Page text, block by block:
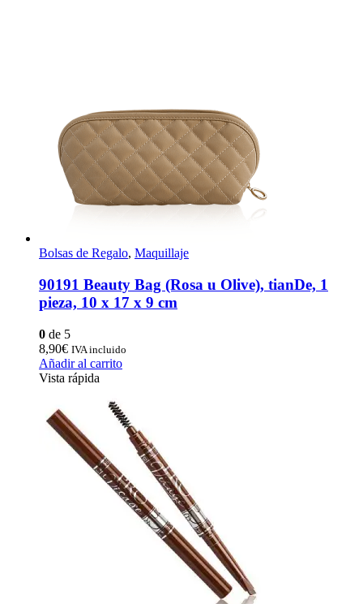
Bolsas de Regalo, Maquillaje
90191 Beauty Bag (Rosa u Olive), tianDe, 1
pieza, 10 х 17 х 9 cm
0 de 5
8,90€ IVA incluido
Añadir al carrito
Vista rápida